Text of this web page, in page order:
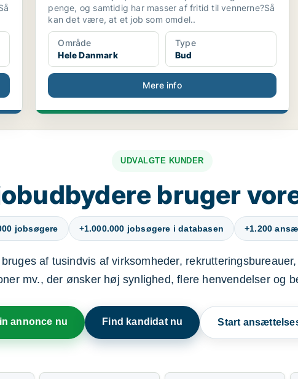
penge, og samtidig har masser af fritid til vennerne?Så
kan det være, at et job som omdel..
Område
Hele Danmark
Type
Bud
Mere info
UDVALGTE KUNDER
bruger
jobsøgere +1.000.000 jobsøgere i databasen +1.200
af tusindvis af virksomheder,
mv., der ønsker høj synlighed, flere henvendelser og
annonce nu Find kandidat nu Start